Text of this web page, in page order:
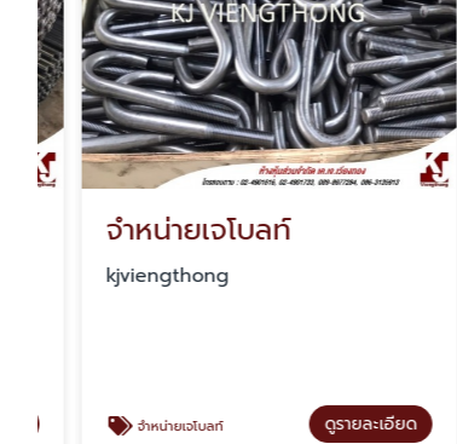
จำหน่ายเจโบลท์
kjviengthong
จำหน่ายเจโบลท์ ดูรายละเอียด